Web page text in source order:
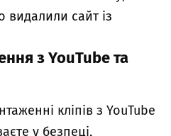
видалили сайт із
з YouTube та
кліпів з YouTube
у безпеці,